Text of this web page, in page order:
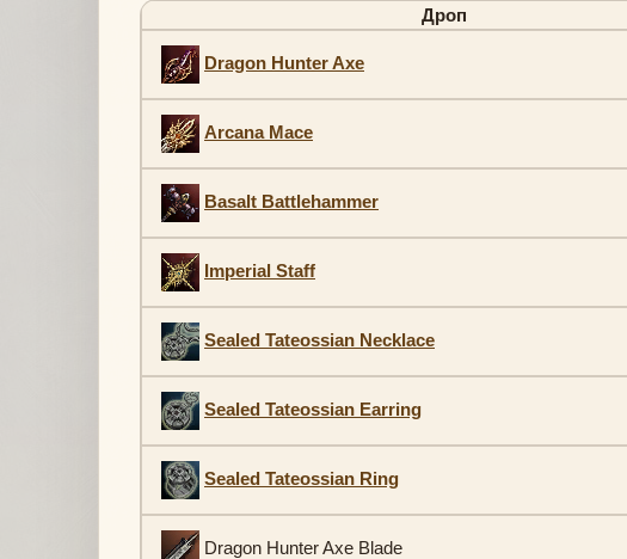
Дроп
Dragon Hunter Axe
Arcana Mace
Basalt Battlehammer
Imperial Staff
Sealed Tateossian Necklace
Sealed Tateossian Earring
Sealed Tateossian Ring
Dragon Hunter Axe Blade